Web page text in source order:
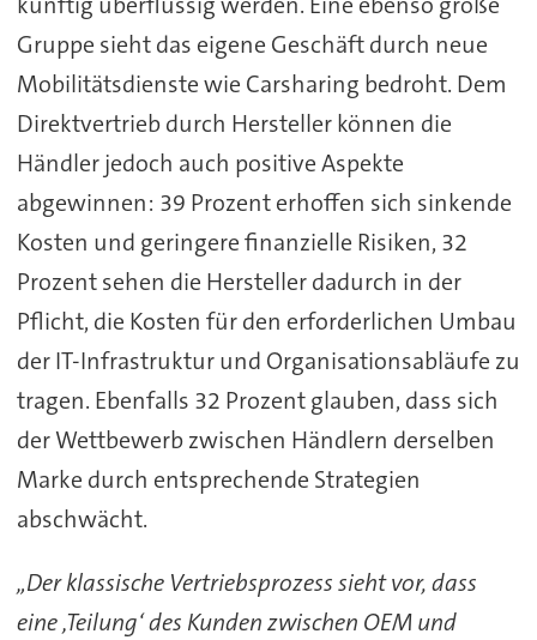
Gruppe sieht das eigene Geschäft durch neue
Mobilitätsdienste wie Carsharing bedroht. Dem
Direktvertrieb durch Hersteller können die
Händler jedoch auch positive Aspekte
abgewinnen: 39 Prozent erhoffen sich sinkende
Kosten und geringere finanzielle Risiken, 32
Prozent sehen die Hersteller dadurch in der
Pflicht, die Kosten für den erforderlichen Umbau
der IT-Infrastruktur und Organisationsabläufe zu
tragen. Ebenfalls 32 Prozent glauben, dass sich
der Wettbewerb zwischen Händlern derselben
Marke durch entsprechende Strategien
abschwächt.
„Der klassische Vertriebsprozess sieht vor, dass
eine ‚Teilung‘ des Kunden zwischen OEM und